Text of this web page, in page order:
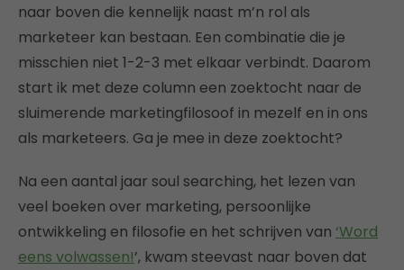
naar boven die kennelijk naast m’n rol als
marketeer kan bestaan. Een combinatie die je
misschien niet 1-2-3 met elkaar verbindt. Daarom
start ik met deze column een zoektocht naar de
sluimerende marketingfilosoof in mezelf en in ons
als marketeers. Ga je mee in deze zoektocht?
Na een aantal jaar soul searching, het lezen van
veel boeken over marketing, persoonlijke
ontwikkeling en filosofie en het schrijven van ‘Word
eens volwassen!’, kwam steevast naar boven dat